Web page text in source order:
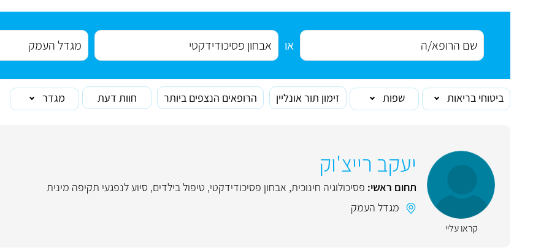
או
ביטוחי בריאות שפות זימון תור אונליין הרופאים הנצפים ביותר חוות דעת מגדר
קראו עליי
יעקב רייצ'וק
תחום ראשי: פסיכולוגיה חינוכית, אבחון פסיכודידקטי, טיפול בילדים, סיוע לנפגעי תקיפה מינית
מגדל העמק